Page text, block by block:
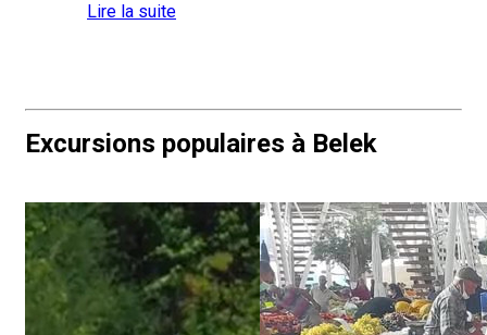
Lire la suite
Excursions populaires à Belek